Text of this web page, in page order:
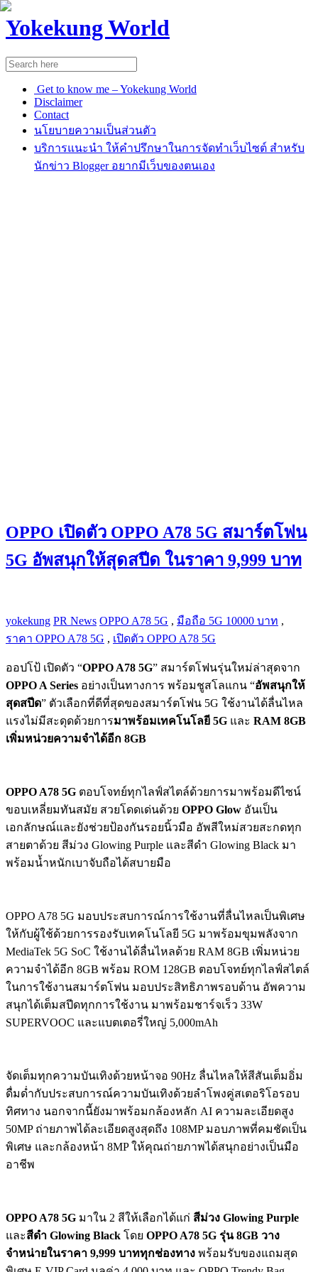
Yokekung World
Get to know me – Yokekung World
Disclaimer
Contact
นโยบายความเป็นส่วนตัว
บริการแนะนำ ให้คำปรึกษาในการจัดทำเว็บไซต์ สำหรับ
นักข่าว Blogger อยากมีเว็บของตนเอง
OPPO เปิดตัว OPPO A78 5G สมาร์ตโฟน
5G อัพสนุกให้สุดสปีด ในราคา 9,999 บาท
yokekung PR News OPPO A78 5G , มือถือ 5G 10000 บาท ,
ราคา OPPO A78 5G , เปิดตัว OPPO A78 5G
ออปโป้ เปิดตัว “OPPO A78 5G” สมาร์ตโฟนรุ่นใหม่ล่าสุดจาก
OPPO A Series อย่างเป็นทางการ พร้อมชูสโลแกน “อัพสนุกให้
สุดสปีด” ตัวเลือกที่ดีที่สุดของสมาร์ตโฟน 5G ใช้งานได้ลื่นไหล
แรงไม่มีสะดุดด้วยการมาพร้อมเทคโนโลยี 5G และ RAM 8GB
เพิ่มหน่วยความจำได้อีก 8GB
OPPO A78 5G ตอบโจทย์ทุกไลฟ์สไตล์ด้วยการมาพร้อมดีไซน์
ขอบเหลี่ยมทันสมัย สวยโดดเด่นด้วย OPPO Glow อันเป็น
เอกลักษณ์และยังช่วยป้องกันรอยนิ้วมือ อัพสีใหม่สวยสะกดทุก
สายตาด้วย สีม่วง Glowing Purple และสีดำ Glowing Black มา
พร้อมน้ำหนักเบาจับถือได้สบายมือ
OPPO A78 5G มอบประสบการณ์การใช้งานที่ลื่นไหลเป็นพิเศษ
ให้กับผู้ใช้ด้วยการรองรับเทคโนโลยี 5G มาพร้อมขุมพลังจาก
MediaTek 5G SoC ใช้งานได้ลื่นไหลด้วย RAM 8GB เพิ่มหน่วย
ความจำได้อีก 8GB พร้อม ROM 128GB ตอบโจทย์ทุกไลฟ์สไตล์
ในการใช้งานสมาร์ตโฟน มอบประสิทธิภาพรอบด้าน อัพความ
สนุกได้เต็มสปีดทุกการใช้งาน มาพร้อมชาร์จเร็ว 33W
SUPERVOOC และแบตเตอรี่ใหญ่ 5,000mAh
จัดเต็มทุกความบันเทิงด้วยหน้าจอ 90Hz ลื่นไหลให้สีสันเต็มอิ่ม
ดื่มด่ำกับประสบการณ์ความบันเทิงด้วยลำโพงคู่สเตอริโอรอบ
ทิศทาง นอกจากนี้ยังมาพร้อมกล้องหลัก AI ความละเอียดสูง
50MP ถ่ายภาพได้ละเอียดสูงสุดถึง 108MP มอบภาพที่คมชัดเป็น
พิเศษ และกล้องหน้า 8MP ให้คุณถ่ายภาพได้สนุกอย่างเป็นมือ
อาชีพ
OPPO A78 5G มาใน 2 สีให้เลือกได้แก่ สีม่วง Glowing Purple
และสีดำ Glowing Black โดย OPPO A78 5G รุ่น 8GB วาง
จำหน่ายในราคา 9,999 บาททุกช่องทาง พร้อมรับของแถมสุด